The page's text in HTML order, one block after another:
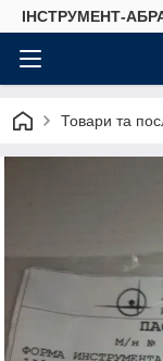
ІНСТРУМЕНТ-
Товари та